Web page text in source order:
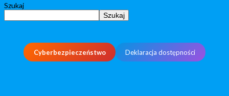
Szukaj
Szukaj
Cyberbezpieczeństwo Deklaracja dostępności